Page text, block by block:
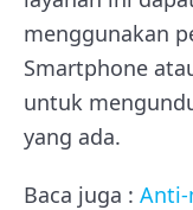
menggunakan
Smartphone
untuk
yang ada.
Baca juga : Anti-